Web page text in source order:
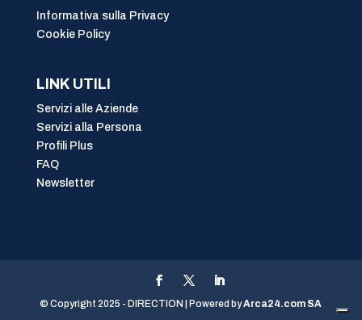
Informativa sulla Privacy
Cookie Policy
LINK UTILI
Servizi alle Aziende
Servizi alla Persona
Profili Plus
FAQ
Newsletter
© Copyright 2025 - DIRECTION | Powered byArca24.com SA